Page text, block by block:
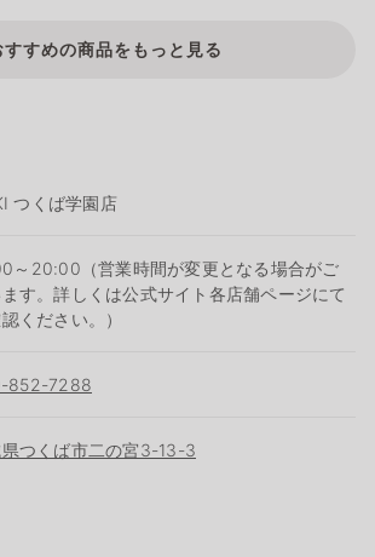
すすめの商品をもっと見る
つくば学園店
～20:00（営業時間が変更となる場合がご
す。詳しくは公式サイト各店舗ページにて
ください。）
852-7288
つくば市二の宮3-13-3